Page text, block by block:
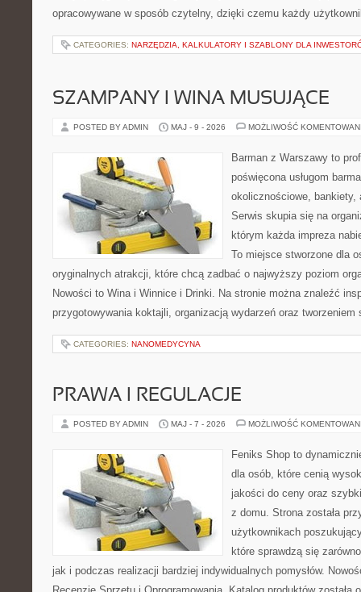
opracowywane w sposób czytelny, dzięki czemu każdy
CATEGORIES: NARZĘDZIA, KALKULATORY I SZABLONY DLA
SZAMPANY I WINA MUSUJĄCE
POSTED BY ADMIN MAJ - 9 - 2026 MOŻLIWOŚĆ
Barman z Warszawy to
poświęcona usługom
okolicznościowe,
Serwis skupia się na
którym każda impreza
To miejsce stworzone dla
oryginalnych atrakcji, które chcą zadbać o najwyższy poziom
Nowości to Wina i Winnice i Drinki. Na stronie można znaleźć
przygotowywania koktajli, organizacją wydarzeń oraz
CATEGORIES: NANOMEDYCYNA
PRAWA I REGULACJE
POSTED BY ADMIN MAJ - 7 - 2026 MOŻLIWOŚĆ
Feniks Shop to
dla osób, które cenią
jakości do ceny oraz
z domu. Strona została
użytkownikach
które sprawdzą się
jak i podczas realizacji bardziej indywidualnych pomysłów.